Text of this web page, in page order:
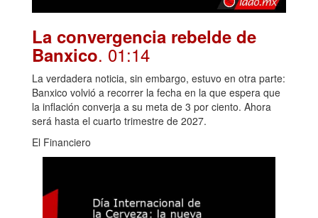
La convergencia rebelde de
Banxico. 01:14
La verdadera noticia, sin embargo, estuvo en otra parte:
Banxico volvió a recorrer la fecha en la que espera que
la inflación converja a su meta de 3 por ciento. Ahora
será hasta el cuarto trimestre de 2027.
El Financiero